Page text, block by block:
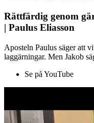
Rättfärdig genom
| Paulus Eliasson
Aposteln Paulus säger att
laggärningar. Men Jakob
Se på YouTube